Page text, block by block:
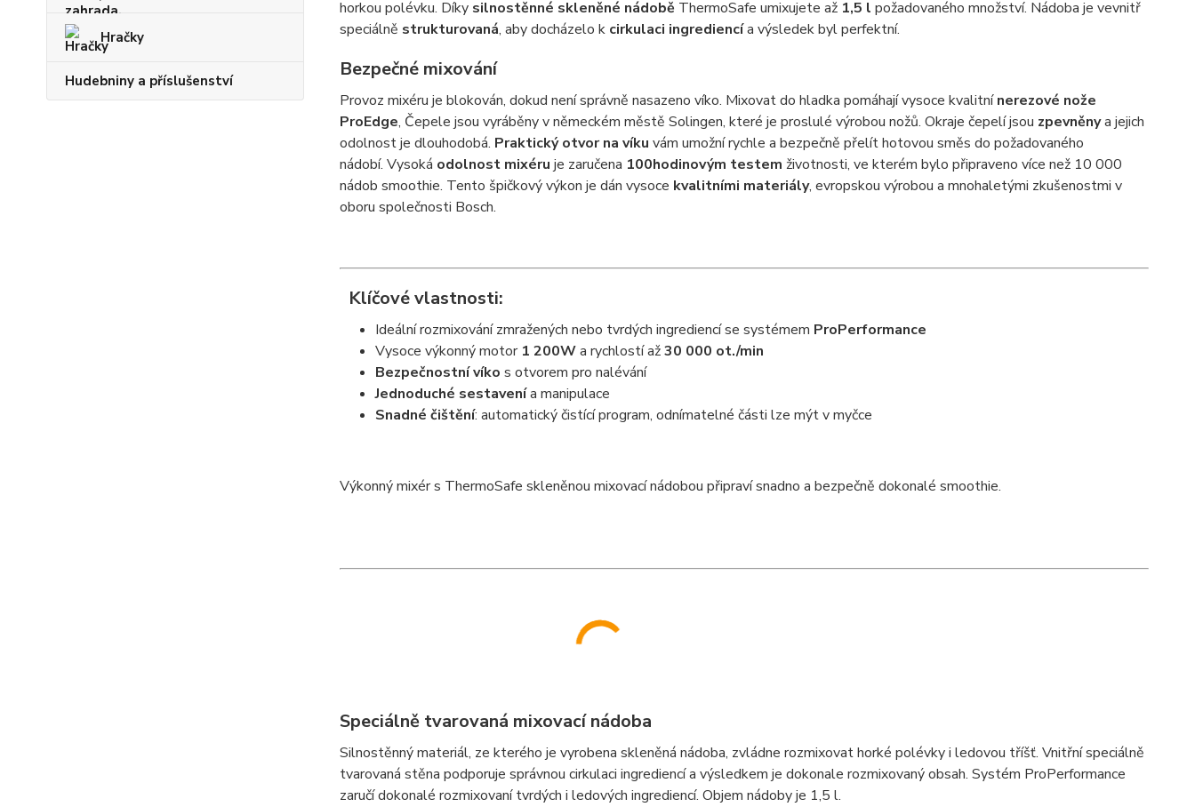
Hračky
Hudebniny a příslušenství
horkou polévku. Díkysilnostěnné skleněné nádobě ThermoSafe umixujete až 1,5 l požadovaného množství. Nádoba je vevnitř
speciálně strukturovaná, aby docházelo kcirkulaci ingrediencía výsledek byl perfektní.
Bezpečné mixování
Provoz mixéru je blokován, dokud není správně nasazeno víko. Mixovat do hladka pomáhají vysoce kvalitnínerezové nože
ProEdge, Čepele jsou vyráběny v německém městě Solingen, které je proslulé výrobou nožů. Okraje čepelí jsou zpevněnya jejich
odolnost je dlouhodobá. Praktický otvor na víku vám umožní rychle a bezpečně přelít hotovou směs do požadovaného
nádobí. Vysoká odolnost mixéru je zaručena 100hodinovým testem životnosti, ve kterém bylo připraveno více než 10 000
nádob smoothie. Tento špičkový výkon je dán vysoce kvalitními materiály, evropskou výrobou a mnohaletými zkušenostmi v
oboru společnosti Bosch.
Klíčové vlastnosti:
Ideální rozmixování zmražených nebo tvrdých ingrediencí se systémem ProPerformance
Vysoce výkonný motor1 200Wa rychlostí až30 000 ot./min
Bezpečnostní víko s otvorem pro nalévání
Jednoduché sestavenía manipulace
Snadné čištění: automatický čistící program, odnímatelné části lze mýt v myčce
Výkonný mixér s ThermoSafe skleněnou mixovací nádobou připraví snadno a bezpečně dokonalé smoothie.
Speciálně tvarovaná mixovací nádoba
Silnostěnný materiál, ze kterého je vyrobena skleněná nádoba, zvládne rozmixovat horké polévky i ledovou tříšť. Vnitřní speciálně
tvarovaná stěna podporuje správnou cirkulaci ingrediencí a výsledkem je dokonale rozmixovaný obsah. Systém ProPerformance
zaručí dokonalé rozmixovaní tvrdých i ledových ingrediencí. Objem nádoby je 1,5 l.